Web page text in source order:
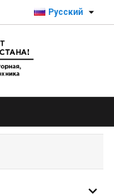
Русский 